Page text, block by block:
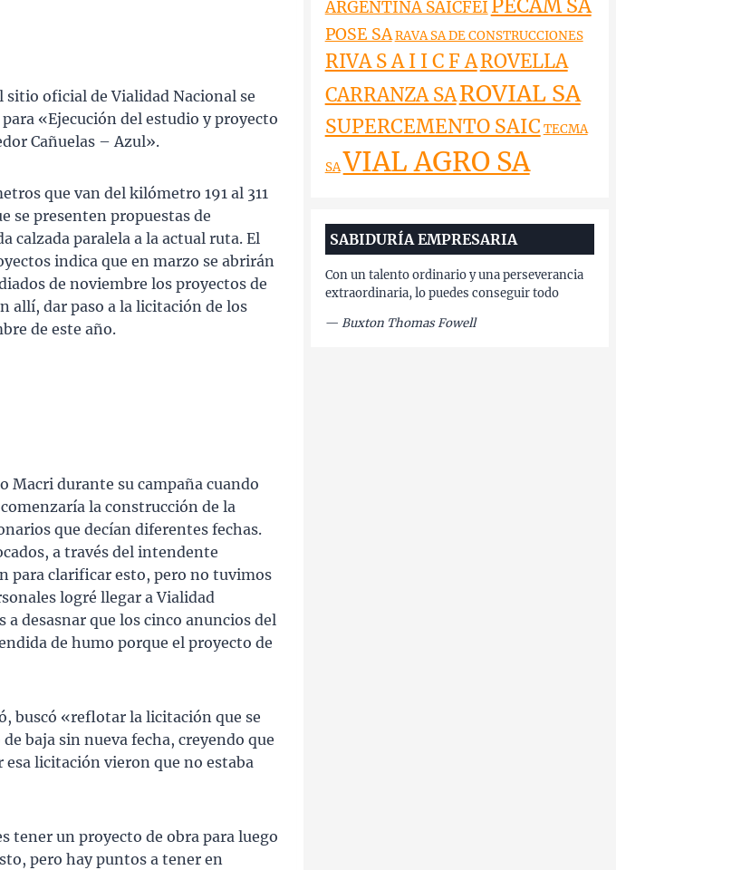
sitio oficial de Vialidad Nacional se
«Ejecución del estudio y proyecto
Cañuelas – Azul».
que van del kilómetro 191 al 311
se presenten propuestas de
calzada paralela a la actual ruta. El
indica que en marzo se abrirán
de noviembre los proyectos de
allí, dar paso a la licitación de los
de este año.
Macri durante su campaña cuando
la construcción de la
que decían diferentes fechas.
a través del intendente
para clarificar esto, pero no tuvimos
logré llegar a Vialidad
a desasnar que los cinco anuncios del
de humo porque el proyecto de
buscó «reflotar la licitación que se
baja sin nueva fecha, creyendo que
licitación vieron que no estaba
tener un proyecto de obra para luego
pero hay puntos a tener en
ARGENTINA SAICFEI PECAM SA
POSE SARAVA SA DE CONSTRUCCIONES
RIVA S A I I C F AROVELLA
CARRANZA SAROVIAL SA
SUPERCEMENTO SAIC TECMA
SAVIAL AGRO SA
SABIDURÍA EMPRESARIA
Con un talento ordinario y una perseverancia
extraordinaria, lo puedes conseguir todo
— Buxton Thomas Fowell